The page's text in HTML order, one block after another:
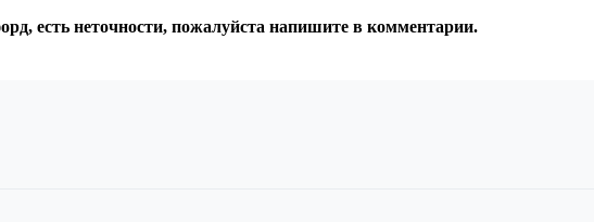
есть неточности, пожалуйста напишите в комментарии.